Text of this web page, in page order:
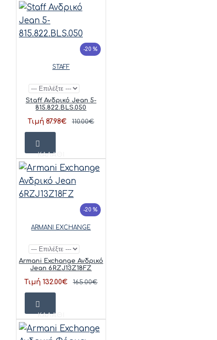
-20 %
STAFF
Staff Ανδρικό Jean 5-
815.822.BLS.050
Τιμή 87.98€ 110.00€
ΚΑΛΆΘΙ
-20 %
ARMANI EXCHANGE
Armani Exchange Ανδρικό
Jean 6RZJ13Z18FZ
Τιμή 132.00€ 165.00€
ΚΑΛΆΘΙ